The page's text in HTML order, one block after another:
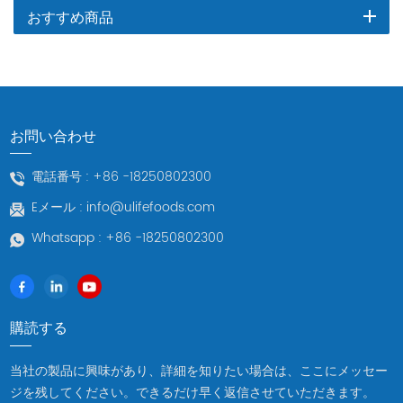
おすすめ商品
お問い合わせ
電話番号 : +86 -18250802300
Eメール : info@ulifefoods.com
Whatsapp : +86 -18250802300
購読する
当社の製品に興味があり、詳細を知りたい場合は、ここにメッセー
ジを残してください。できるだけ早く返信させていただきます。